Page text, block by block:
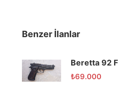
Benzer İlanlar
Beretta 92
₺69.000